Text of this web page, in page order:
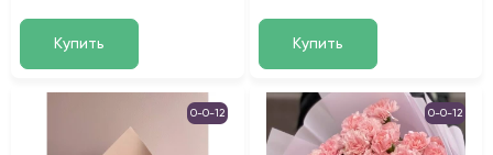
Купить Купить
0-0-12 0-0-12